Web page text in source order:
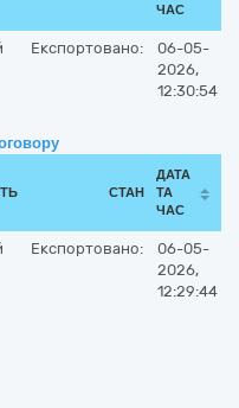
ЧАС
Експортовано:
06-05-
2026,
12:30:54
СТАН
ДАТА
ТА
ЧАС
Експортовано:
06-05-
2026,
12:29:44